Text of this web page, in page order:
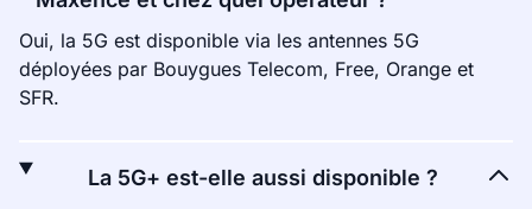
Oui, la 5G est disponible via les antennes 5G
déployées par Bouygues Telecom, Free, Orange et
SFR.
La 5G+ est-elle aussi disponible ?